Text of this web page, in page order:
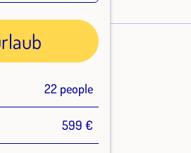
22 people
599 €